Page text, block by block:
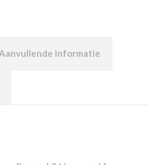
informatie